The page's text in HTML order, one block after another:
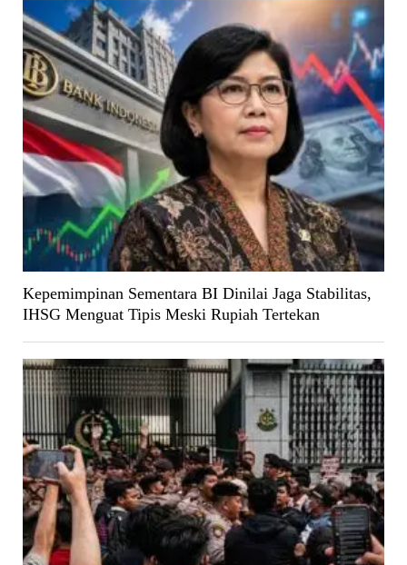
Kepemimpinan Sementara BI Dinilai Jaga Stabilitas,
IHSG Menguat Tipis Meski Rupiah Tertekan